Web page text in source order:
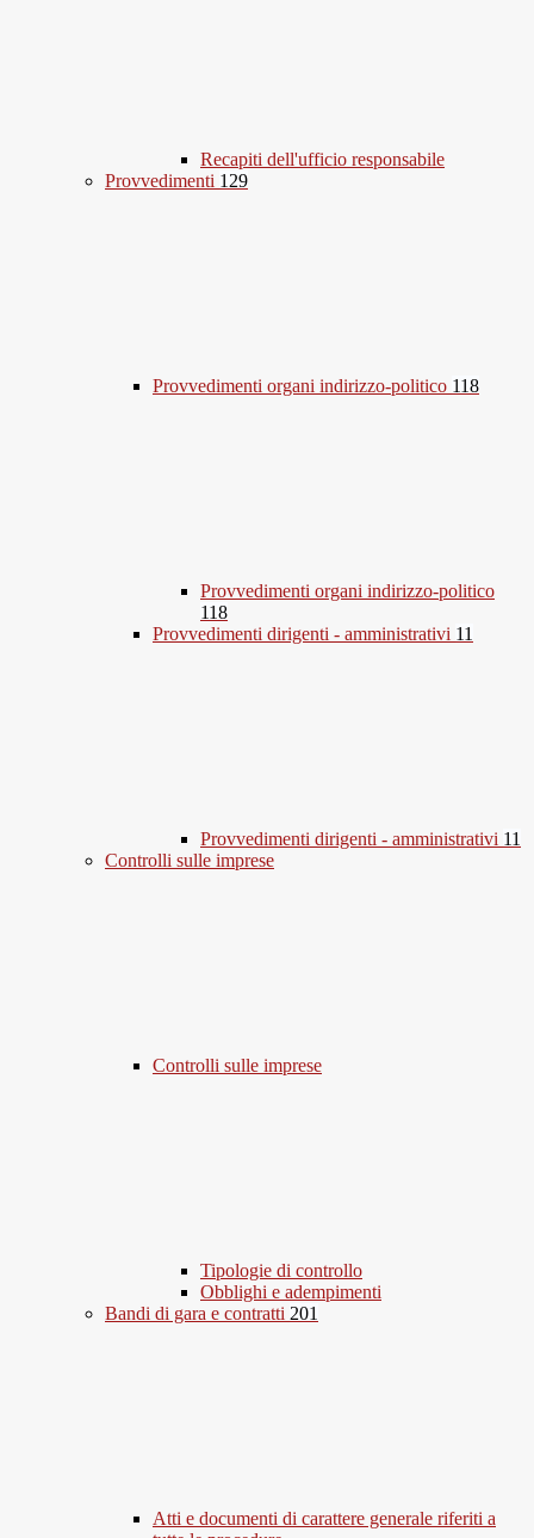
Recapiti dell'ufficio responsabile
Provvedimenti 129
Provvedimenti organi indirizzo-politico 118
Provvedimenti organi indirizzo-politico
118
Provvedimenti dirigenti - amministrativi 11
Provvedimenti dirigenti - amministrativi 11
Controlli sulle imprese
Controlli sulle imprese
Tipologie di controllo
Obblighi e adempimenti
Bandi di gara e contratti 201
Atti e documenti di carattere generale riferiti a